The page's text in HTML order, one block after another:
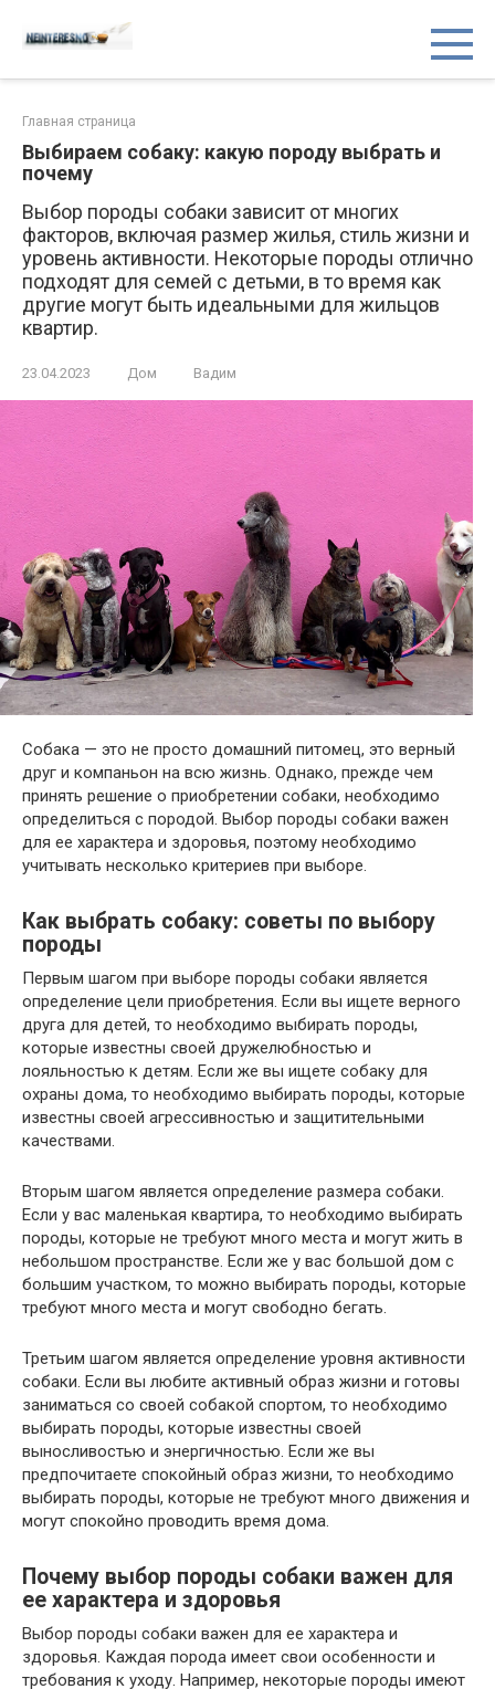
Главная страница
Выбираем собаку: какую породу выбрать и
почему
Выбор породы собаки зависит от многих
факторов, включая размер жилья, стиль жизни и
уровень активности. Некоторые породы отлично
подходят для семей с детьми, в то время как
другие могут быть идеальными для жильцов
квартир.
23.04.2023 Дом Вадим
Собака — это не просто домашний питомец, это верный
друг и компаньон на всю жизнь. Однако, прежде чем
принять решение о приобретении собаки, необходимо
определиться с породой. Выбор породы собаки важен
для ее характера и здоровья, поэтому необходимо
учитывать несколько критериев при выборе.
Как выбрать собаку: советы по выбору
породы
Первым шагом при выборе породы собаки является
определение цели приобретения. Если вы ищете верного
друга для детей, то необходимо выбирать породы,
которые известны своей дружелюбностью и
лояльностью к детям. Если же вы ищете собаку для
охраны дома, то необходимо выбирать породы, которые
известны своей агрессивностью и защитительными
качествами.
Вторым шагом является определение размера собаки.
Если у вас маленькая квартира, то необходимо выбирать
породы, которые не требуют много места и могут жить в
небольшом пространстве. Если же у вас большой дом с
большим участком, то можно выбирать породы, которые
требуют много места и могут свободно бегать.
Третьим шагом является определение уровня активности
собаки. Если вы любите активный образ жизни и готовы
заниматься со своей собакой спортом, то необходимо
выбирать породы, которые известны своей
выносливостью и энергичностью. Если же вы
предпочитаете спокойный образ жизни, то необходимо
выбирать породы, которые не требуют много движения и
могут спокойно проводить время дома.
Почему выбор породы собаки важен для
ее характера и здоровья
Выбор породы собаки важен для ее характера и
здоровья. Каждая порода имеет свои особенности и
требования к уходу. Например, некоторые породы имеют